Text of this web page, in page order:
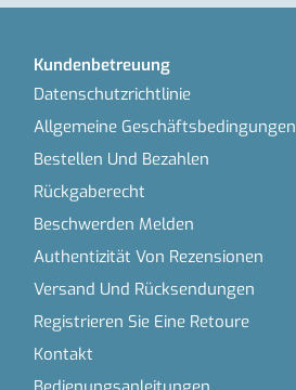
Kundenbetreuung
Datenschutzrichtlinie
Allgemeine Geschäftsbedingungen
Bestellen Und Bezahlen
Rückgaberecht
Beschwerden Melden
Authentizität Von Rezensionen
Versand Und Rücksendungen
Registrieren Sie Eine Retoure
Kontakt